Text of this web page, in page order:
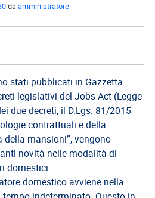
daamministratore
stati pubblicati in Gazzetta
legislativi del Jobs Act (Legge
due decreti, il D.Lgs. 81/2015
contrattuali e della
mansioni”, vengono
novità nelle modalità di
domestici.
domestico avviene nella